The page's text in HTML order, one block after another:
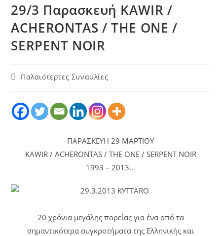
29/3 Παρασκευή KAWIR /
ACHERONTAS / THE ONE /
SERPENT NOIR
Παλαιότερτες Συναυλίες
ΠΑΡΑΣΚΕΥΗ 29 ΜΑΡΤΙΟΥ
KAWIR / ACHERONTAS / THE ONE / SERPENT NOIR
1993 – 2013…
20 χρόνια μεγάλης πορείας για ένα από τα
σημαντικότερα συγκροτήματα της Ελληνικής και